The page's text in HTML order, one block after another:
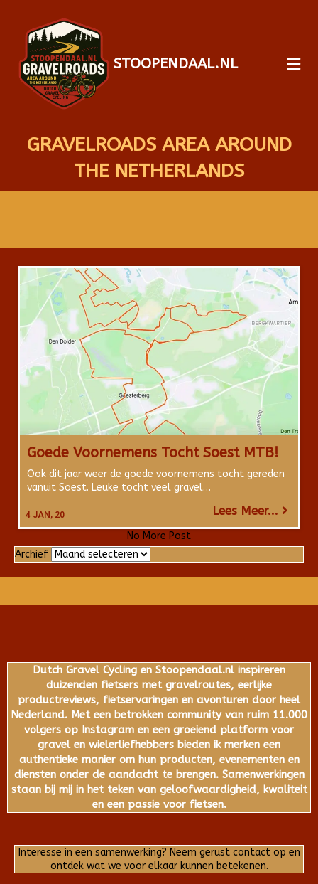
STOOPENDAAL.NL
GRAVELROADS AREA AROUND
THE NETHERLANDS
Goede Voornemens Tocht Soest MTB!
4 JAN, 20
Ook dit jaar weer de goede voornemens tocht gereden
vanuit Soest. Leuke tocht veel gravel…
Lees Meer...
No More Post
Archief Archief
Dutch Gravel Cycling en Stoopendaal.nl inspireren
duizenden fietsers met gravelroutes, eerlijke
productreviews, fietservaringen en avonturen door heel
Nederland. Met een betrokken community van ruim 11.000
volgers op Instagram en een groeiend platform voor
gravel en wielerliefhebbers bieden ik merken een
authentieke manier om hun producten, evenementen en
diensten onder de aandacht te brengen. Samenwerkingen
staan bij mij in het teken van geloofwaardigheid, kwaliteit
en een passie voor fietsen.
Interesse in een samenwerking? Neem gerust contact op en
ontdek wat we voor elkaar kunnen betekenen.